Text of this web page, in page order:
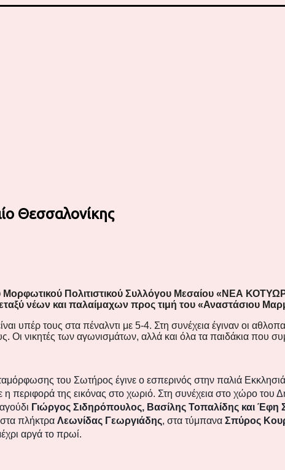
Θεσσαλονίκης
Μορφωτικού Πολιτιστικού Συλλόγου Μεσαίου «ΝΕΑ
νέων και παλαίμαχων προς τιμή του «Αναστάσιου
υπέρ τους στα πέναλντι με 5-4. Στη συνέχεια έγιναν οι
Οι νικητές των αγωνισμάτων, αλλά και όλα τα παιδάκια που
του Σωτήρος έγινε ο εσπερινός στην παλιά
η περιφορά της εικόνας στο χωριό. Στη συνέχεια στο χώρο
Γιώργος Σιδηρόπουλος, Βασίλης Τοπαλίδης και Έφη
πλήκτρα Λεωνίδας Γεωργιάδης, στα τύμπανα Σπύρος
αργά το πρωί.